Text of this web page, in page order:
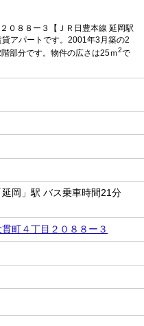
０８８ー３【ＪＲ日豊本線 延岡駅
アパートです。2001年3月築の2
部分です。物件の広さは25ｍ2で
延岡」駅 バス乗車時間21分
町４丁目２０８８ー３